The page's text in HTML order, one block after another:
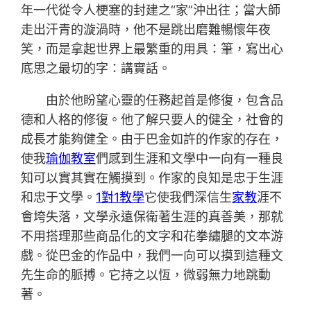
年一代從令人梗塞的封建之“家”沖出往；當大師
走出汗青的漩渦時，他不是跳出磨難暢懷年夜
笑，而是拿起世界上最繁重的用具：筆，寫出心
底思之最切的字：講實話。
由於他盼望心靈的任務起首是修復，包含品
德和人格的修復。他了解只要人的健全，社會的
成長才能夠健全。由于巴金如許的作家的存在，
使我瑜伽教室們感到生涯和文學中一向有一種良
知可以實其實在觸摸到。作家的良知是忠于生涯
和忠于文學。 1對1教學它使我們深信生家教涯不
會垮失落，文學永遠保衛著生涯的真善美，那就
不用搭理那些商品化的文字和花拳繡腿的文本游
戲。從巴金的作品中，我們一向可以摸到這種文
先生命的脈搏。它持之以恆，微弱無力地跳動
著。